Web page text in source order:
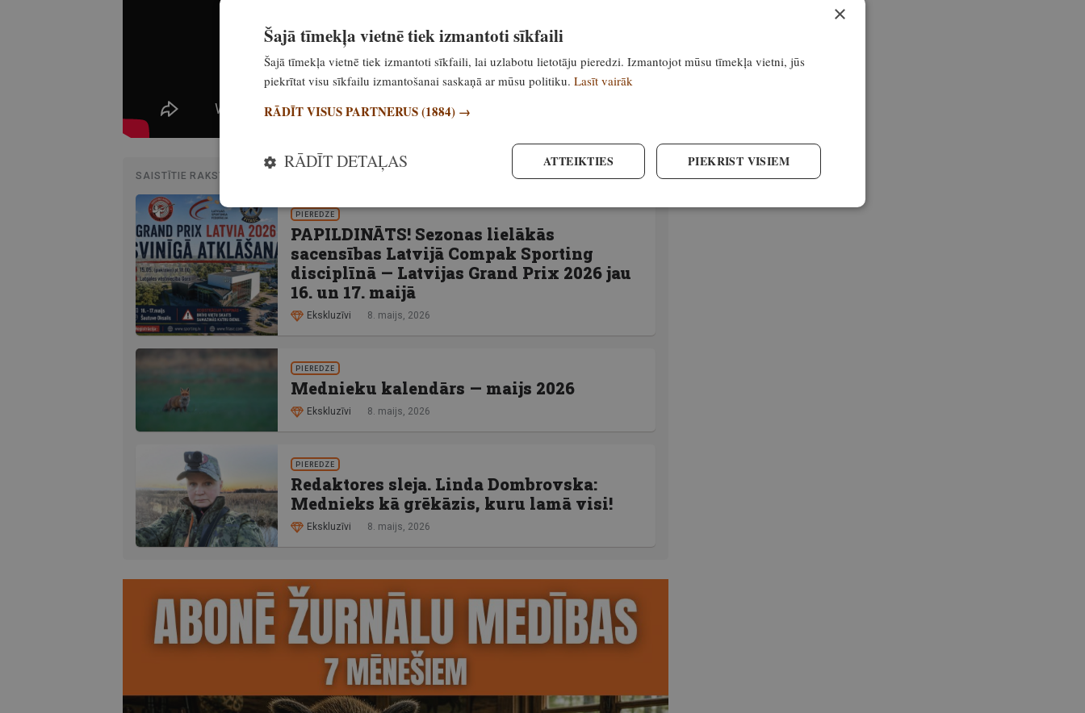
SAISTĪTIE RAKSTI
PIEREDZE
PAPILDINĀTS! Sezonas lielākās
sacensības Latvijā Compak Sporting
disciplīnā — Latvijas Grand Prix 2026 jau
16. un 17. maijā
Ekskluzīvi 8. maijs, 2026
PIEREDZE
Mednieku kalendārs — maijs 2026
Ekskluzīvi 8. maijs, 2026
PIEREDZE
Redaktores sleja. Linda Dombrovska:
Mednieks kā grēkāzis, kuru lamā visi!
Ekskluzīvi 8. maijs, 2026
×
Šajā tīmekļa vietnē tiek izmantoti sīkfaili
Šajā tīmekļa vietnē tiek izmantoti sīkfaili, lai uzlabotu lietotāju pieredzi. Izmantojot mūsu tīmekļa vietni, jūs
piekrītat visu sīkfailu izmantošanai saskaņā ar mūsu politiku. Lasīt vairāk
RĀDĪT VISUS PARTNERUS(1884) →
PIEKRIST VISIEM
ATTEIKTIES
RĀDĪT DETAĻAS